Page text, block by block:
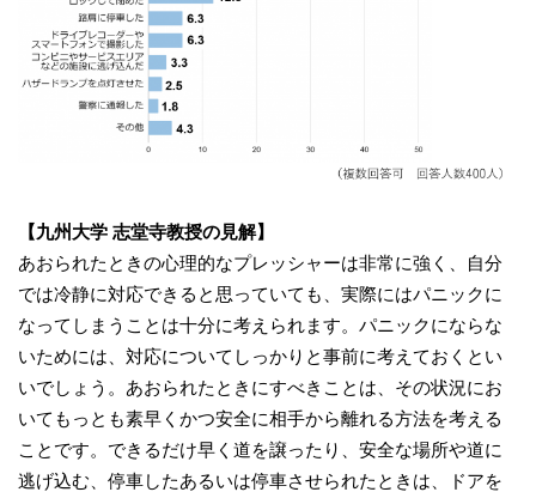
【九州大学 志堂寺教授の見解】
あおられたときの心理的なプレッシャーは非常に強く、自分
では冷静に対応できると思っていても、実際にはパニックに
なってしまうことは十分に考えられます。パニックにならな
いためには、対応についてしっかりと事前に考えておくとい
いでしょう。あおられたときにすべきことは、その状況にお
いてもっとも素早くかつ安全に相手から離れる方法を考える
ことです。できるだけ早く道を譲ったり、安全な場所や道に
逃げ込む、停車したあるいは停車させられたときは、ドアを